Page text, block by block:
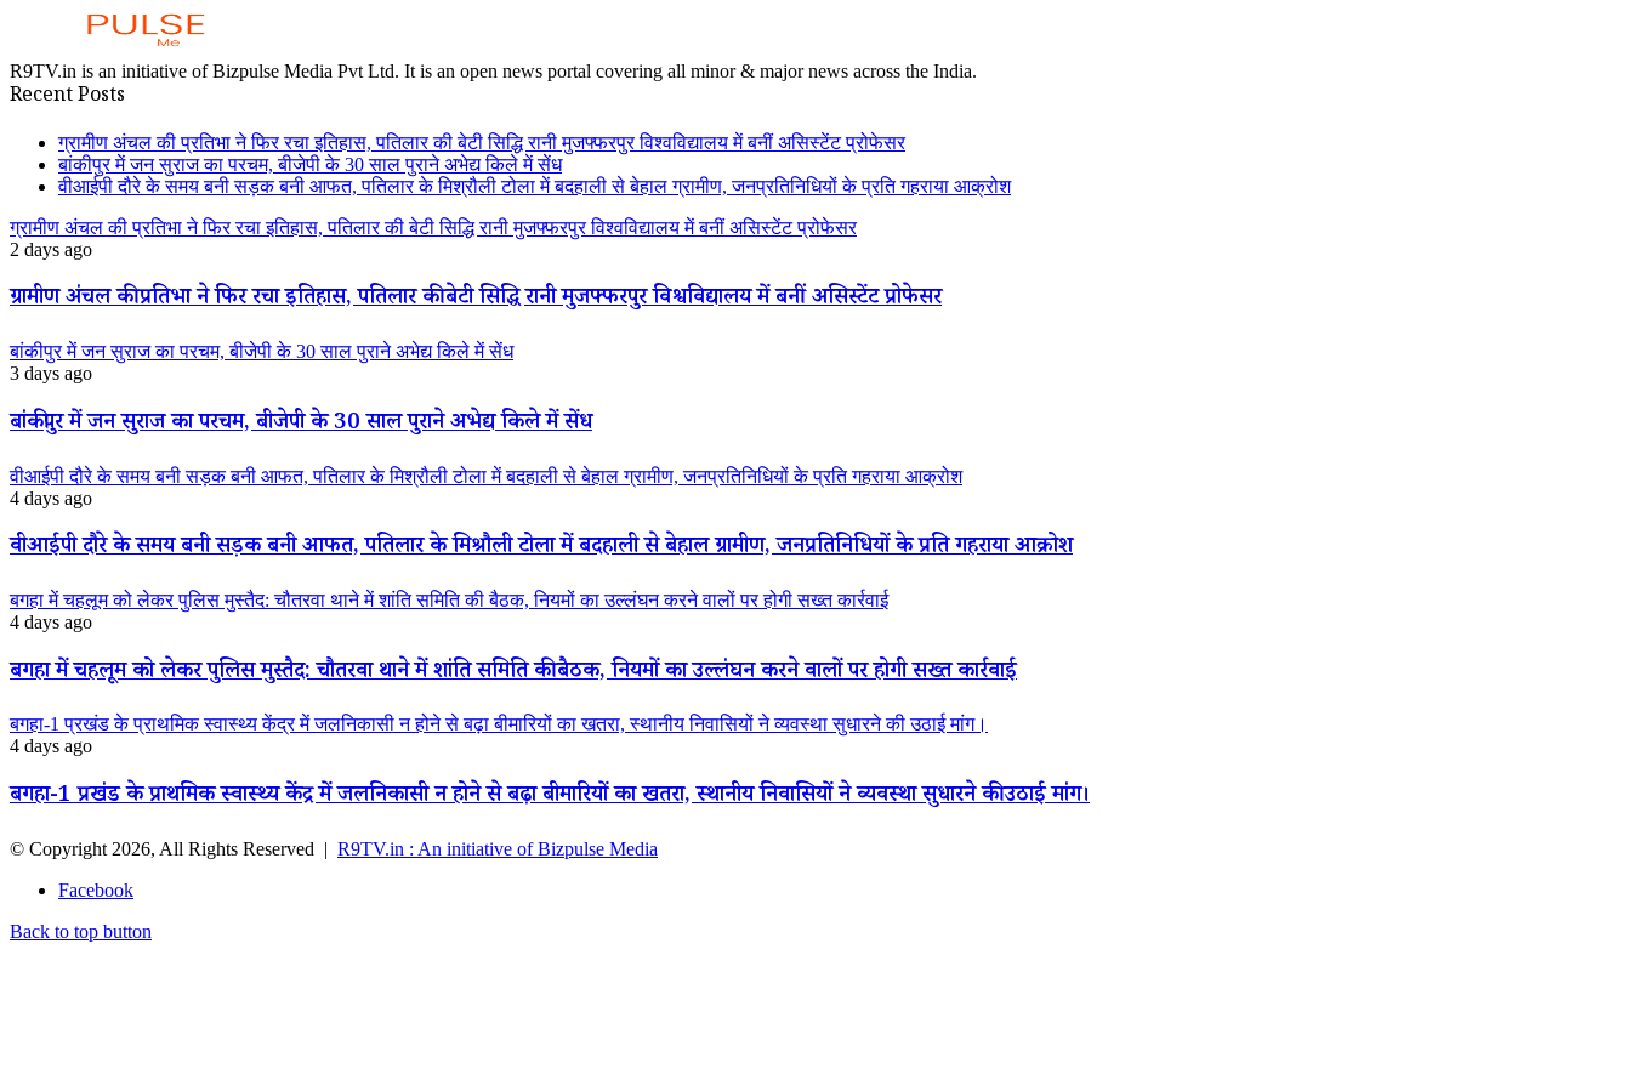
R9TV.in is an initiative of Bizpulse Media Pvt Ltd. It is an open news portal covering all minor & major news across the India.
Recent Posts
ग्रामीण अंचल की प्रतिभा ने फिर रचा इतिहास, पतिलार की बेटी सिद्धि रानी मुजफ्फरपुर विश्वविद्यालय में बनीं असिस्टेंट प्रोफेसर
बांकीपुर में जन सुराज का परचम, बीजेपी के 30 साल पुराने अभेद्य किले में सेंध
वीआईपी दौरे के समय बनी सड़क बनी आफत, पतिलार के मिश्रौली टोला में बदहाली से बेहाल ग्रामीण, जनप्रतिनिधियों के प्रति गहराया आक्रोश
ग्रामीण अंचल की प्रतिभा ने फिर रचा इतिहास, पतिलार की बेटी सिद्धि रानी मुजफ्फरपुर विश्वविद्यालय में बनीं असिस्टेंट प्रोफेसर
2 days ago
ग्रामीण अंचल की प्रतिभा ने फिर रचा इतिहास, पतिलार की बेटी सिद्धि रानी मुजफ्फरपुर विश्वविद्यालय में बनीं असिस्टेंट प्रोफेसर
बांकीपुर में जन सुराज का परचम, बीजेपी के 30 साल पुराने अभेद्य किले में सेंध
3 days ago
बांकीपुर में जन सुराज का परचम, बीजेपी के 30 साल पुराने अभेद्य किले में सेंध
वीआईपी दौरे के समय बनी सड़क बनी आफत, पतिलार के मिश्रौली टोला में बदहाली से बेहाल ग्रामीण, जनप्रतिनिधियों के प्रति गहराया आक्रोश
4 days ago
वीआईपी दौरे के समय बनी सड़क बनी आफत, पतिलार के मिश्रौली टोला में बदहाली से बेहाल ग्रामीण, जनप्रतिनिधियों के प्रति गहराया आक्रोश
बगहा में चहलूम को लेकर पुलिस मुस्तैद: चौतरवा थाने में शांति समिति की बैठक, नियमों का उल्लंघन करने वालों पर होगी सख्त कार्रवाई
4 days ago
बगहा में चहलूम को लेकर पुलिस मुस्तैद: चौतरवा थाने में शांति समिति की बैठक, नियमों का उल्लंघन करने वालों पर होगी सख्त कार्रवाई
बगहा-1 प्रखंड के प्राथमिक स्वास्थ्य केंद्र में जलनिकासी न होने से बढ़ा बीमारियों का खतरा, स्थानीय निवासियों ने व्यवस्था सुधारने की उठाई मांग।
4 days ago
बगहा-1 प्रखंड के प्राथमिक स्वास्थ्य केंद्र में जलनिकासी न होने से बढ़ा बीमारियों का खतरा, स्थानीय निवासियों ने व्यवस्था सुधारने की उठाई मांग।
© Copyright 2026, All Rights Reserved | R9TV.in : An initiative of Bizpulse Media
Facebook
Back to top button